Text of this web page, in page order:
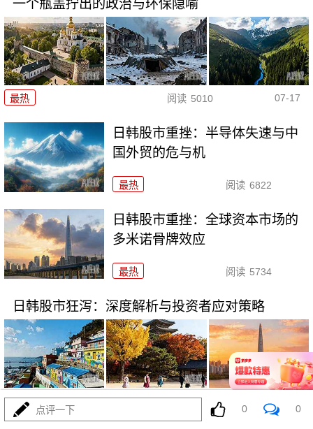
一个瓶盖拧出的政治与环保隐喻
最热 阅读 5010 07-17
日韩股市重挫：半导体失速与中
国外贸的危与机
最热 阅读 6822
日韩股市重挫：全球资本市场的
多米诺骨牌效应
最热 阅读 5734
日韩股市狂泻：深度解析与投资者应对策略
最热 阅读 5276
点评一下 0 0